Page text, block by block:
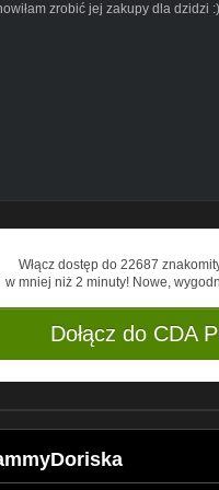
zrobić jej zakupy dla dzidzi :)
Włącz dostęp do 22687
w mniej niż 2 minuty! Nowe,
Dołącz do CDA